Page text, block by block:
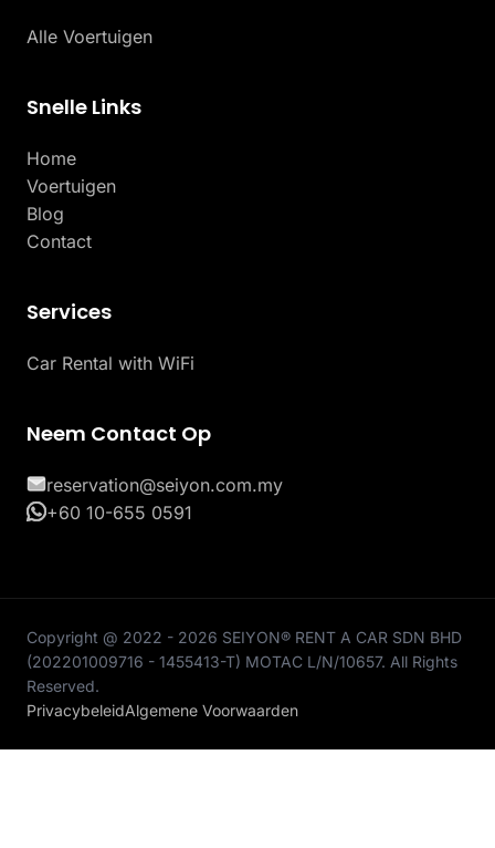
Alle Voertuigen
Services
Car Rental with WiFi
Snelle Links
Home
Voertuigen
Blog
Contact
Neem Contact Op
reservation@seiyon.com.my
+60 10-655 0591
Copyright @ 2022 - 2026 SEIYON® RENT A CAR SDN BHD
(202201009716 - 1455413-T) MOTAC L/N/10657. All Rights
Reserved.
PrivacybeleidAlgemene Voorwaarden